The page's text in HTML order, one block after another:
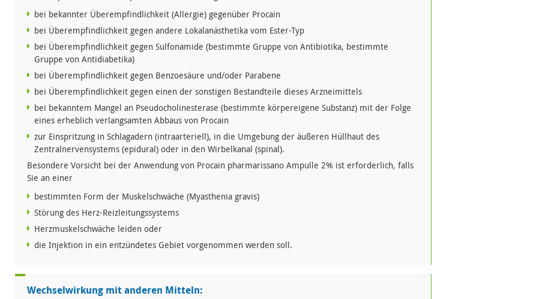
bei bekannter Überempfindlichkeit (Allergie) gegenüber Procain
bei Überempfindlichkeit gegen andere Lokalanästhetika vom Ester-Typ
bei Überempfindlichkeit gegen Sulfonamide (bestimmte Gruppe von Antibiotika, bestimmte
Gruppe von Antidiabetika)
bei Überempfindlichkeit gegen Benzoesäure und/oder Parabene
bei Überempfindlichkeit gegen einen der sonstigen Bestandteile dieses Arzneimittels
bei bekanntem Mangel an Pseudocholinesterase (bestimmte körpereigene Substanz) mit der Folge
eines erheblich verlangsamten Abbaus von Procain
zur Einspritzung in Schlagadern (intraarteriell), in die Umgebung der äußeren Hüllhaut des
Zentralnervensystems (epidural) oder in den Wirbelkanal (spinal).
Besondere Vorsicht bei der Anwendung von Procain pharmarissano Ampulle 2% ist erforderlich, falls
Sie an einer
bestimmten Form der Muskelschwäche (Myasthenia gravis)
Störung des Herz-Reizleitungssystems
Herzmuskelschwäche leiden oder
die Injektion in ein entzündetes Gebiet vorgenommen werden soll.
Wechselwirkung mit anderen Mitteln: